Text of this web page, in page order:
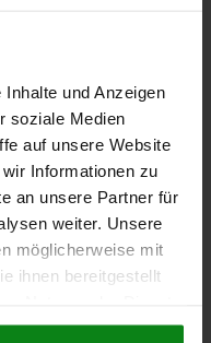
und Anzeigen
soziale Medien
auf unsere Website
Informationen zu
an unsere Partner für
weiter. Unsere
möglicherweise mit
ihnen bereitgestellt
DETAILS